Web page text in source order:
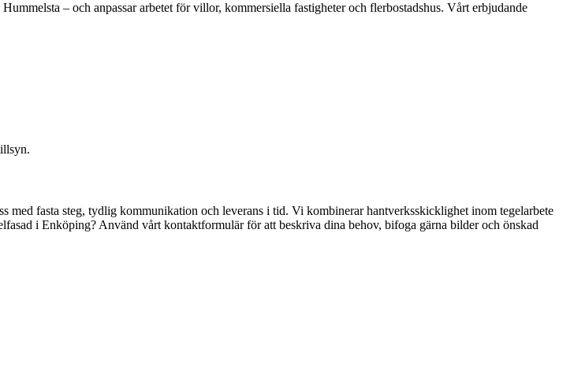
– och anpassar arbetet för villor, kommersiella fastigheter och flerbostadshus. Vårt erbjudande
med fasta steg, tydlig kommunikation och leverans i tid. Vi kombinerar hantverksskicklighet inom tegelarbete
i Enköping? Använd vårt kontaktformulär för att beskriva dina behov, bifoga gärna bilder och önskad